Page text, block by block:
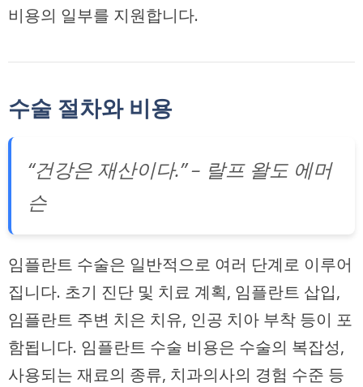
비용의 일부를 지원합니다.
수술 절차와 비용
“건강은 재산이다.” – 랄프 왈도 에머
슨
임플란트 수술은 일반적으로 여러 단계로 이루어
집니다. 초기 진단 및 치료 계획, 임플란트 삽입,
임플란트 주변 치은 치유, 인공 치아 부착 등이 포
함됩니다. 임플란트 수술 비용은 수술의 복잡성,
사용되는 재료의 종류, 치과의사의 경험 수준 등